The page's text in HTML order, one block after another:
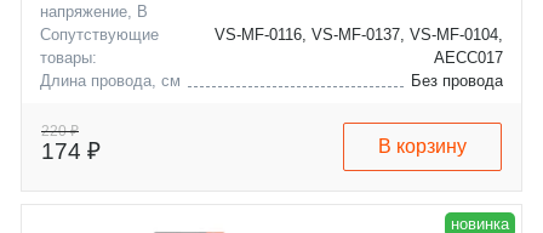
напряжение, В
Сопутствующие
товары:
VS-MF-0116, VS-MF-0137, VS-MF-0104,
AECC017
Длина провода, см
Без провода
chevrolet
niva
uaz
2206
gaz
vaz-2110-2112
220 ₽
174 ₽ В корзину
новинка